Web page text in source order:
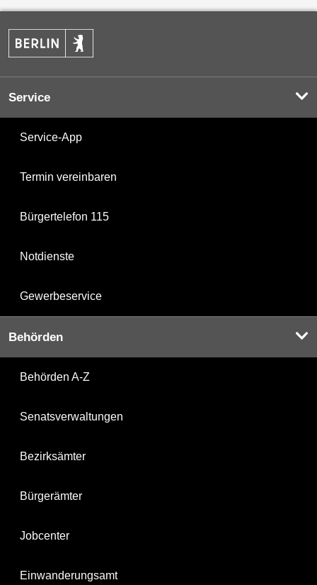
Service
Service-App
Termin vereinbaren
Bürgertelefon 115
Notdienste
Gewerbeservice
Behörden
Behörden A-Z
Senatsverwaltungen
Bezirksämter
Bürgerämter
Jobcenter
Einwanderungsamt